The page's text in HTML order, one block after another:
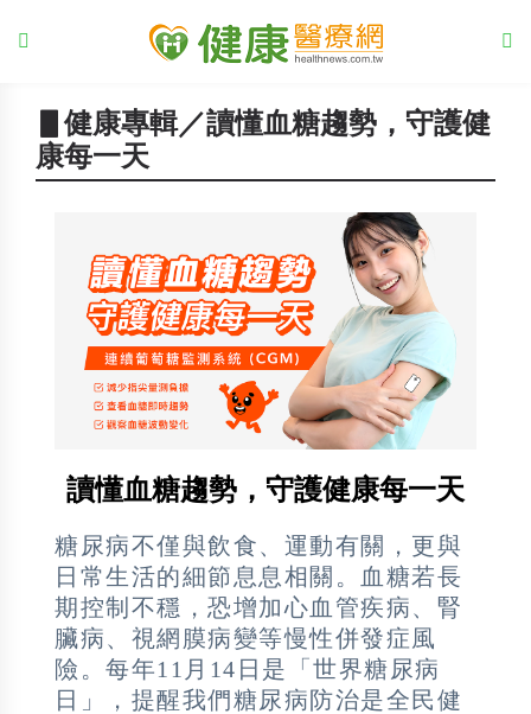
▋健康專輯／讀懂血糖趨勢，守護健
康每一天
讀懂血糖趨勢，守護健康每一天
糖尿病不僅與飲食、運動有關，更與
日常生活的細節息息相關。血糖若長
期控制不穩，恐增加心血管疾病、腎
臟病、視網膜病變等慢性併發症風
險。每年11月14日是「世界糖尿病
日」，提醒我們糖尿病防治是全民健